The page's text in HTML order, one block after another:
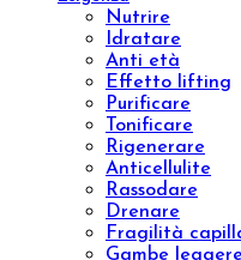
Luxury
Wrap
Slim
Trattamenti
Brossage
Lissaggio
Sculpture
Wrap
Velashape